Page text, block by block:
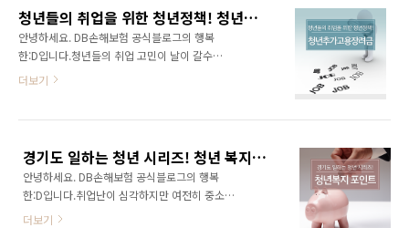
서 많이 운영되고 있습니다. 자활사업단이 하는
일 자활사업단은 저소득층과 차상위계..
어났다고 합니다. 조세특례제한법이 어떻게 변
경되었을지 함께 알아볼까요? 중소기업청년 소
득세감면제도란? 중소기업청년 소득세감면제도
란 조세특례제한법의 일환으로 청년창업가와 중
덜어주기 위해 3년간 소득세를 감면해주는 제도
문에 체감 효과가 어마어마했는데요. 2012년 이
후 시행되었던 중소기업청년 소득세감면제도,
지..
청년들의 취업을 위한 청년정책! 청년추가고용장려금
안녕하세요. DB손해보험 공식블로그의 행복
한:D입니다.청년들의 취업 고민이 날이 갈수록
커지고 있습니다. 최저시급이 상향되면서 중소
‘청년추가고용장려금 지원사업’입니다. 기업과
청년들이 함께 행복해지는 이 특별한 청년정책
에 대해서 지금부터 알려드릴게요! 청년추가고
용장려금 지원사업이란? 청년추가고용장려금
더보기
경기도 일하는 청년 시리즈! 청년 복지포인트
안녕하세요. DB손해보험 공식블로그의 행복
한:D입니다.취업난이 심각하지만 여전히 중소기
업 기피현상이 존재합니다. 대기업과의 임금 격
더보기